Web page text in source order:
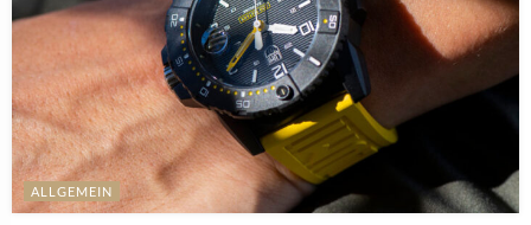
ALLGEMEIN